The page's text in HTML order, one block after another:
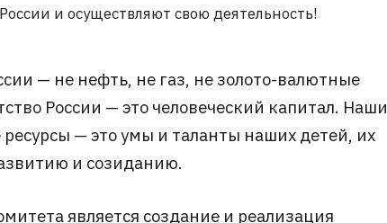
и осуществляют свою деятельность!
— не нефть, не газ, не золото-валютные
России — это человеческий капитал. Наши
— это умы и таланты наших детей, их
и созиданию.
является создание и реализация